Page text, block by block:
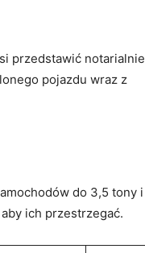
przedstawić notarialnie
pojazdu wraz z
do 3,5 tony i
ich przestrzegać.